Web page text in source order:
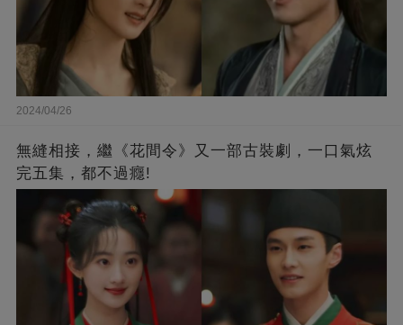
2024/04/26
無縫相接，繼《花間令》又一部古裝劇，一口氣炫
完五集，都不過癮!